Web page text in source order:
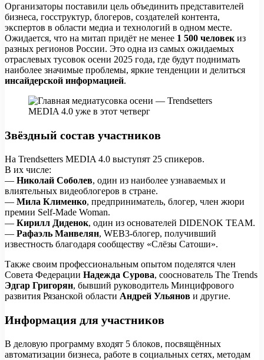
Организаторы поставили цель объединить представителей
бизнеса, госструктур, блогеров, создателей контента,
экспертов в области медиа и технологий в одном месте.
Ожидается, что на митап придёт не менее 1 500 человек из
разных регионов России. Это одна из самых ожидаемых
отраслевых тусовок осени 2025 года, где будут поднимать
наиболее значимые проблемы, яркие тенденции и делиться
инсайдерской информацией.
Звёздный состав участников
На Trendsetters MEDIA 4.0 выступят 25 спикеров.
В их числе:
— Николай Соболев, один из наиболее узнаваемых и
влиятельных видеоблогеров в стране.
— Мила Клименко, предприниматель, блогер, член жюри
премии Self-Made Woman.
— Кирилл Диденок, один из основателей DIDENOK TEAM.
— Рафаэль Манвелян, WEB3-блогер, получивший
известность благодаря сообществу «Слёзы Сатоши».
Также своим профессиональным опытом поделятся член
Совета Федерации Надежда Сурова, сооснователь The Trends
Эдгар Григорян, бывший руководитель Минцифрового
развития Рязанской области Андрей Ульянов и другие.
Информация для участников
В деловую программу входят 5 блоков, посвящённых
автоматизации бизнеса, работе в социальных сетях, методам